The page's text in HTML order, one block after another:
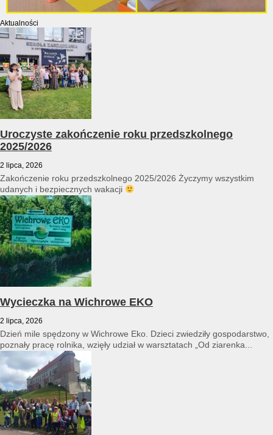
Aktualności
Uroczyste zakończenie roku przedszkolnego
2025/2026
2 lipca, 2026
Zakończenie roku przedszkolnego 2025/2026 Życzymy wszystkim
udanych i bezpiecznych wakacji
Wycieczka na Wichrowe EKO
2 lipca, 2026
Dzień mile spędzony w Wichrowe Eko. Dzieci zwiedziły gospodarstwo,
poznały pracę rolnika, wzięły udział w warsztatach „Od ziarenka...